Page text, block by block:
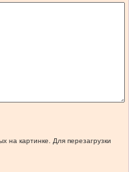
на картинке. Для перезагрузки